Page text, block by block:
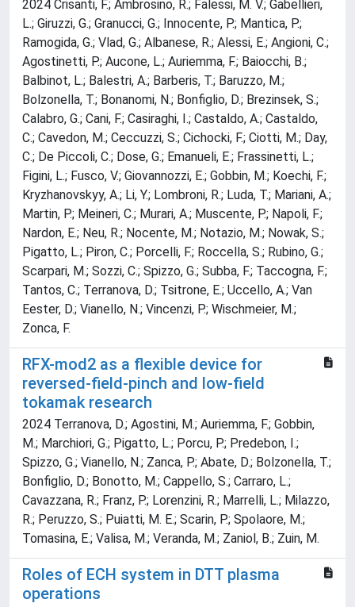
2024 Crisanti, F.; Ambrosino, R.; Falessi, M. V.; Gabellieri,
L.; Giruzzi, G.; Granucci, G.; Innocente, P.; Mantica, P.;
Ramogida, G.; Vlad, G.; Albanese, R.; Alessi, E.; Angioni, C.;
Agostinetti, P.; Aucone, L.; Auriemma, F.; Baiocchi, B.;
Balbinot, L.; Balestri, A.; Barberis, T.; Baruzzo, M.;
Bolzonella, T.; Bonanomi, N.; Bonfiglio, D.; Brezinsek, S.;
Calabro, G.; Cani, F.; Casiraghi, I.; Castaldo, A.; Castaldo,
C.; Cavedon, M.; Ceccuzzi, S.; Cichocki, F.; Ciotti, M.; Day,
C.; De Piccoli, C.; Dose, G.; Emanueli, E.; Frassinetti, L.;
Figini, L.; Fusco, V.; Giovannozzi, E.; Gobbin, M.; Koechi, F.;
Kryzhanovskyy, A.; Li, Y.; Lombroni, R.; Luda, T.; Mariani, A.;
Martin, P.; Meineri, C.; Murari, A.; Muscente, P.; Napoli, F.;
Nardon, E.; Neu, R.; Nocente, M.; Notazio, M.; Nowak, S.;
Pigatto, L.; Piron, C.; Porcelli, F.; Roccella, S.; Rubino, G.;
Scarpari, M.; Sozzi, C.; Spizzo, G.; Subba, F.; Taccogna, F.;
Tantos, C.; Terranova, D.; Tsitrone, E.; Uccello, A.; Van
Eester, D.; Vianello, N.; Vincenzi, P.; Wischmeier, M.;
Zonca, F.
RFX-mod2 as a flexible device for
reversed-field-pinch and low-field
tokamak research
2024 Terranova, D.; Agostini, M.; Auriemma, F.; Gobbin,
M.; Marchiori, G.; Pigatto, L.; Porcu, P.; Predebon, I.;
Spizzo, G.; Vianello, N.; Zanca, P.; Abate, D.; Bolzonella, T.;
Bonfiglio, D.; Bonotto, M.; Cappello, S.; Carraro, L.;
Cavazzana, R.; Franz, P.; Lorenzini, R.; Marrelli, L.; Milazzo,
R.; Peruzzo, S.; Puiatti, M. E.; Scarin, P.; Spolaore, M.;
Tomasina, E.; Valisa, M.; Veranda, M.; Zaniol, B.; Zuin, M.
Roles of ECH system in DTT plasma
operations